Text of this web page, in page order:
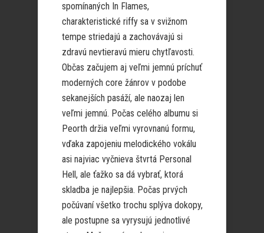
spomínaných In Flames,
charakteristické riffy sa v svižnom
tempe striedajú a zachovávajú si
zdravú nevtieravú mieru chytľavosti.
Občas začujem aj veľmi jemnú príchuť
moderných core žánrov v podobe
sekanejších pasáží, ale naozaj len
veľmi jemnú. Počas celého albumu si
Peorth držia veľmi vyrovnanú formu,
vďaka zapojeniu melodického vokálu
asi najviac vyčnieva štvrtá Personal
Hell, ale ťažko sa dá vybrať, ktorá
skladba je najlepšia. Počas prvých
počúvaní všetko trochu splýva dokopy,
ale postupne sa vyrysujú jednotlivé